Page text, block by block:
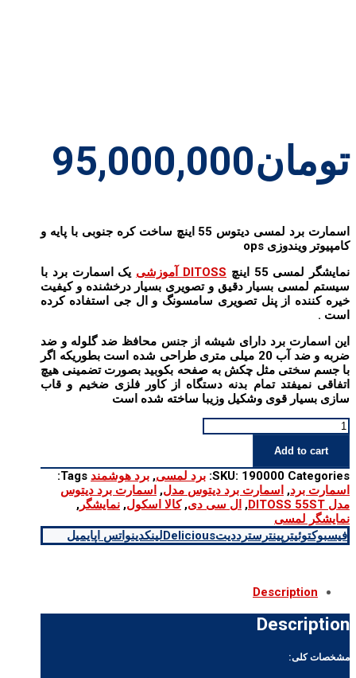
تومان95,000,000
اسمارت برد لمسی دیتوس 55 اینچ ساخت کره جنوبی با پایه و
کامپیوتر ویندوزی ops
نمایشگر لمسی 55 اینچ
DITOSS آموزشی
یک اسمارت برد با
سیستم لمسی بسیار دقیق و تصویری بسیار درخشنده و کیفیت
خیره کننده از پنل تصویری سامسونگ و ال جی استفاده کرده
است .
این اسمارت برد دارای شیشه از جنس محافظ ضد گلوله و ضد
ضربه و ضد آب 20 میلی متری طراحی شده است بطوریکه اگر
با جسم سختی مثل چکش به صفحه بکوبید بصورت تضمینی هیچ
اتفاقی نمیفتد تمام بدنه دستگاه از کاور فلزی ضخیم و قاب
سازی بسیار قوی وشکیل وزیبا ساخته شده است
اسمارت
برد
دیتوس
مدل
DITOSS
55ST
quantity
Add to cart
SKU: 190000 Categories: برد لمسی, برد هوشمند Tags:
اسمارت برد, اسمارت برد دیتوس مدل, اسمارت برد دیتوس
مدل DITOSS 55ST
, ال سی دی,کالا اسکول, نمایشگر ,
نمایشگر لمسی
فیسبوکتوئیتر پینترسترددیتDeliciousلینکدینواتس اپایمیل
Description
Description
مشخصات کلی: